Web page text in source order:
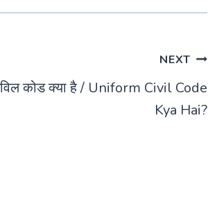
NEXT
कोड क्या है / Uniform Civil Code
Kya Hai?